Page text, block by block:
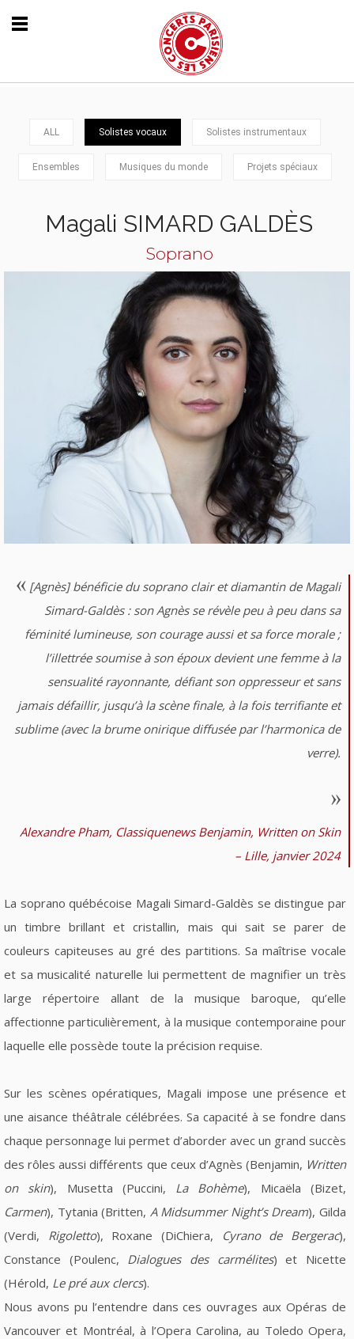
ALL Solistes vocaux Solistes instrumentaux
Ensembles Musiques du monde Projets spéciaux
Magali SIMARD GALDÈS
Soprano
[Agnès] bénéficie du soprano clair et diamantin de Magali
Simard-Galdès : son Agnès se révèle peu à peu dans sa
féminité lumineuse, son courage aussi et sa force morale ;
l’illettrée soumise à son époux devient une femme à la
sensualité rayonnante, défiant son oppresseur et sans
jamais défaillir, jusqu’à la scène finale, à la fois terrifiante et
sublime (avec la brume onirique diffusée par l’harmonica de
verre).
Alexandre Pham, Classiquenews Benjamin, Written on Skin
– Lille, janvier 2024
La soprano québécoise Magali Simard-Galdès se distingue par
un timbre brillant et cristallin, mais qui sait se parer de
couleurs capiteuses au gré des partitions. Sa maîtrise vocale
et sa musicalité naturelle lui permettent de magnifier un très
large répertoire allant de la musique baroque, qu’elle
affectionne particulièrement, à la musique contemporaine pour
laquelle elle possède toute la précision requise.
Sur les scènes opératiques, Magali impose une présence et
une aisance théâtrale célébrées. Sa capacité à se fondre dans
chaque personnage lui permet d’aborder avec un grand succès
des rôles aussi différents que ceux d’Agnès (Benjamin, Written
on skin), Musetta (Puccini, La Bohème), Micaëla (Bizet,
Carmen), Tytania (Britten, A Midsummer Night’s Dream), Gilda
(Verdi, Rigoletto), Roxane (DiChiera, Cyrano de Bergerac),
Constance (Poulenc, Dialogues des carmélites) et Nicette
(Hérold, Le pré aux clercs).
Nous avons pu l’entendre dans ces ouvrages aux Opéras de
Vancouver et Montréal, à l’Opera Carolina, au Toledo Opera,